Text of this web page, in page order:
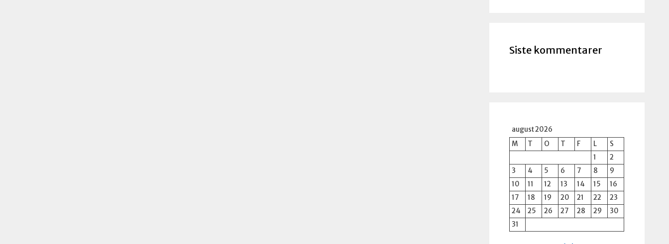
Siste kommentarer
august 2026
M
T O T F L
S
1
2
3
4 5 6 7 8
9
10
11 12 13 14 15
16
17
18 19 20 21 22
23
24
25 26 27 28 29
30
31